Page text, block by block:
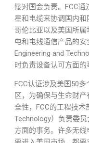
接对国会负责。FCC
星和电缆来协调国内和
哥伦比亚以及美国所
电和电线通信产品的
Engineering and
时负责设备认可方面的
FCC认证涉及美国50
区，为确保与生命财
全性，FCC的工程技术
Technology）负责委
方面的事务。许多无